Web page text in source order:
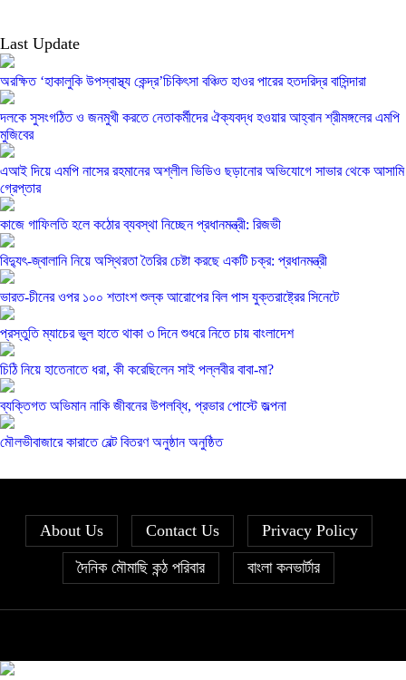
Last Update
অরক্ষিত ‘হাকালুকি উপস্বাস্থ্য কেন্দ্র’চিকিৎসা বঞ্চিত হাওর পারের হতদরিদ্র বাসিন্দারা
দলকে সুসংগঠিত ও জনমুখী করতে নেতাকর্মীদের ঐক্যবদ্ধ হওয়ার আহ্বান শ্রীমঙ্গলের এমপি
মুজিবের
এআই দিয়ে এমপি নাসের রহমানের অশ্লীল ভিডিও ছড়ানোর অভিযোগে সাভার থেকে আসামি
গ্রেপ্তার
কাজে গাফিলতি হলে কঠোর ব্যবস্থা নিচ্ছেন প্রধানমন্ত্রী: রিজভী
বিদ্যুৎ-জ্বালানি নিয়ে অস্থিরতা তৈরির চেষ্টা করছে একটি চক্র: প্রধানমন্ত্রী
ভারত-চীনের ওপর ১০০ শতাংশ শুল্ক আরোপের বিল পাস যুক্তরাষ্ট্রের সিনেটে
প্রস্তুতি ম্যাচের ভুল হাতে থাকা ৩ দিনে শুধরে নিতে চায় বাংলাদেশ
চিঠি নিয়ে হাতেনাতে ধরা, কী করেছিলেন সাই পল্লবীর বাবা-মা?
ব্যক্তিগত অভিমান নাকি জীবনের উপলব্ধি, প্রভার পোস্টে জল্পনা
মৌলভীবাজারে কারাতে বেল্ট বিতরণ অনুষ্ঠান অনুষ্ঠিত
About Us Contact Us Privacy Policy
দৈনিক মৌমাছি কন্ঠ পরিবার বাংলা কনভার্টার